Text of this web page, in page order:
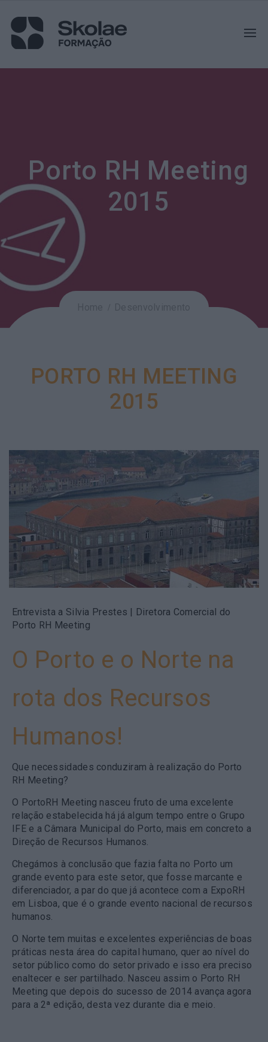
Porto RH Meeting
2015
PORTO RH MEETING
2015
Entrevista a Silvia Prestes | Diretora Comercial do
Porto RH Meeting
O Porto e o Norte na
rota dos Recursos
Humanos!
Que necessidades conduziram à realização do Porto
RH Meeting?
O PortoRH Meeting nasceu fruto de uma excelente
relação estabelecida há já algum tempo entre o Grupo
IFE e a Câmara Municipal do Porto, mais em concreto a
Direção de Recursos Humanos.
Chegámos à conclusão que fazia falta no Porto um
grande evento para este setor, que fosse marcante e
diferenciador, a par do que já acontece com a ExpoRH
em Lisboa, que é o grande evento nacional de recursos
humanos.
O Norte tem muitas e excelentes experiências de boas
práticas nesta área do capital humano, quer ao nível do
setor público como do setor privado e isso era preciso
enaltecer e ser partilhado. Nasceu assim o Porto RH
Meeting que depois do sucesso de 2014 avança agora
para a 2ª edição, desta vez durante dia e meio.